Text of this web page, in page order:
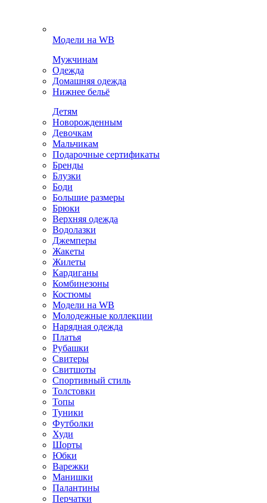
Модели на WB
Мужчинам
Одежда
Домашняя одежда
Нижнее бельё
Детям
Новорожденным
Девочкам
Мальчикам
Подарочные сертификаты
Бренды
Блузки
Боди
Большие размеры
Брюки
Верхняя одежда
Водолазки
Джемперы
Жакеты
Жилеты
Кардиганы
Комбинезоны
Костюмы
Модели на WB
Молодежные коллекции
Нарядная одежда
Платья
Рубашки
Свитеры
Свитшоты
Спортивный стиль
Толстовки
Топы
Туники
Футболки
Худи
Шорты
Юбки
Варежки
Манишки
Палантины
Перчатки